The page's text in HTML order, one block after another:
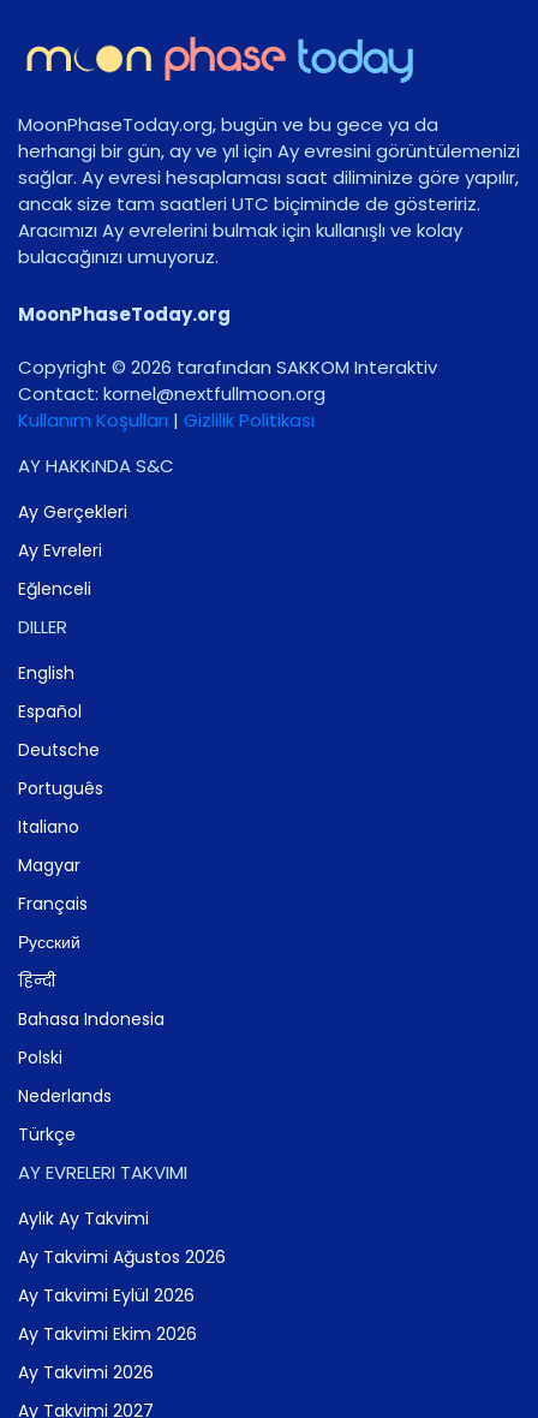
MoonPhaseToday.org, bugün ve bu gece ya da
herhangi bir gün, ay ve yıl için Ay evresini görüntülemenizi
sağlar. Ay evresi hesaplaması saat diliminize göre yapılır,
ancak size tam saatleri UTC biçiminde de gösteririz.
Aracımızı Ay evrelerini bulmak için kullanışlı ve kolay
bulacağınızı umuyoruz.
MoonPhaseToday.org
Copyright © 2026 tarafından SAKKOM Interaktiv
Contact: gro.noomlluftxen@lenrok
Kullanım Koşulları | Gizlilik Politikası
AY HAKKıNDA S&C
Ay Gerçekleri
Ay Evreleri
Eğlenceli
DILLER
English
Español
Deutsche
Português
Italiano
Magyar
Français
Русский
हिन्दी
Bahasa Indonesia
Polski
Nederlands
Türkçe
AY EVRELERI TAKVIMI
Aylık Ay Takvimi
Ay Takvimi Ağustos 2026
Ay Takvimi Eylül 2026
Ay Takvimi Ekim 2026
Ay Takvimi 2026
Ay Takvimi 2027